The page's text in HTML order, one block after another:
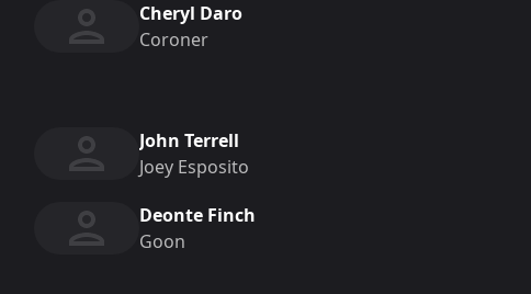
Cheryl Daro
Coroner
John Terrell
Joey Esposito
Deonte Finch
Goon